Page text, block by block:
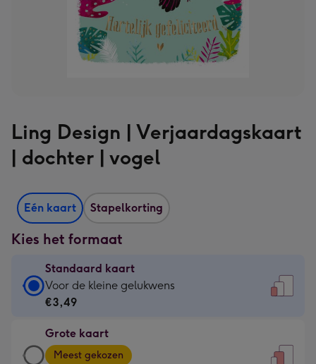
Ling Design | Verjaardagskaart
| dochter | vogel
Eén kaart Stapelkorting
Kies het formaat
Standaard kaart
Standaard
kaart
€3,49
-
Voor de kleine gelukwens
€3,49
Grote kaart
Grote
Meest gekozen